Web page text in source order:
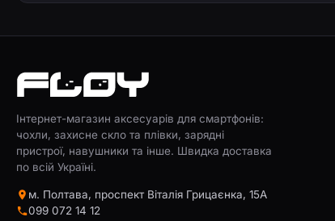
Інтернет-магазин аксесуарів для смартфонів:
чохли, захисне скло та плівки, зарядні
пристрої, навушники та інше. Швидка доставка
по всій Україні.
м. Полтава, проспект Віталія Грицаєнка, 15А
099 072 14 12